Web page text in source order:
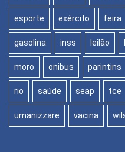
esporte exército feira
gasolina inss leilão
moro onibus parintins
rio saúde seap tce
umanizzare vacina